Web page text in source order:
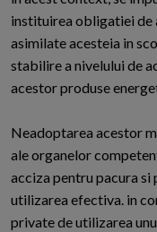
instituirea obligatiei de
asimilate acesteia in
stabilire a nivelului de
acestor produse
Neadoptarea acestor
ale organelor
acciza pentru pacura si
utilizarea efectiva. in
private de utilizarea